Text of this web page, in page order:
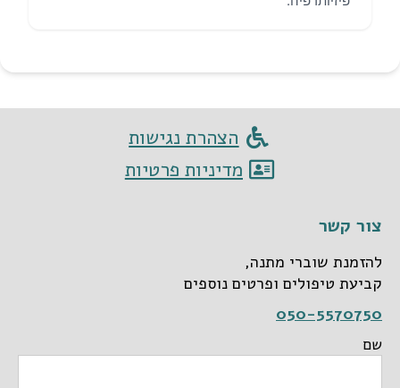
הצהרת נגישות
מדיניות פרטיות
צור קשר
להזמנת שוברי מתנה,
קביעת טיפולים ופרטים נוספים
050-5570750
שם